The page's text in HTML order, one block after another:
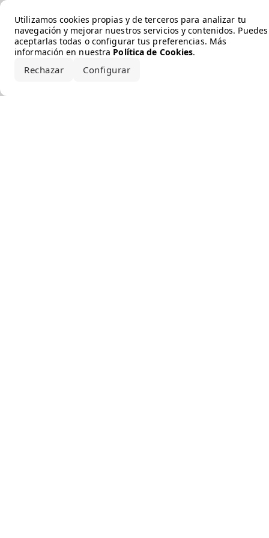
Utilizamos cookies propias y de terceros para analizar tu
navegación y mejorar nuestros servicios y contenidos. Puedes
aceptarlas todas o configurar tus preferencias. Más
información en nuestra Política de Cookies.
Rechazar Configurar
Error loading the brand